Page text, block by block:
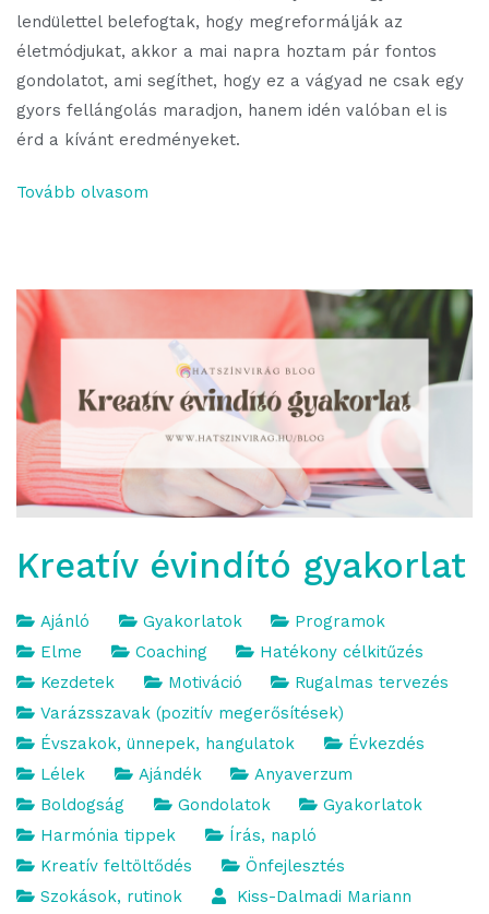
lendülettel belefogtak, hogy megreformálják az
életmódjukat, akkor a mai napra hoztam pár fontos
gondolatot, ami segíthet, hogy ez a vágyad ne csak egy
gyors fellángolás maradjon, hanem idén valóban el is
érd a kívánt eredményeket.
Tovább olvasom
Kreatív évindító gyakorlat
Ajánló Gyakorlatok
Programok
Elme
Coaching
Hatékony célkitűzés
Kezdetek
Motiváció
Rugalmas tervezés
Varázsszavak (pozitív megerősítések)
Évszakok, ünnepek, hangulatok
Évkezdés
Lélek
Ajándék
Anyaverzum
Boldogság
Gondolatok
Gyakorlatok
Harmónia tippek
Írás, napló
Kreatív feltöltődés
Önfejlesztés
Szokások, rutinok
Kiss-Dalmadi Mariann